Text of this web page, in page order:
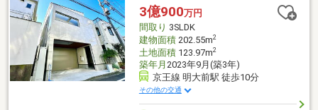
3億900万円
間取り 3SLDK
建物面積202.55m2
土地面積123.97m2
築年月 2023年9月(築3年)
京王線 明大前駅 徒歩10分
その他の交通